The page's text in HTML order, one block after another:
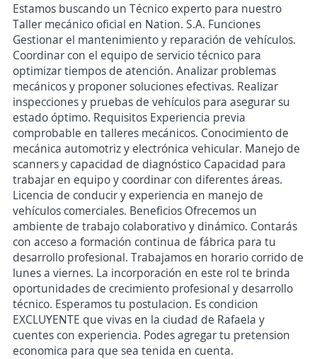
Estamos buscando un Técnico experto para nuestro
Taller mecánico oficial en Nation. S.A. Funciones
Gestionar el mantenimiento y reparación de vehículos.
Coordinar con el equipo de servicio técnico para
optimizar tiempos de atención. Analizar problemas
mecánicos y proponer soluciones efectivas. Realizar
inspecciones y pruebas de vehículos para asegurar su
estado óptimo. Requisitos Experiencia previa
comprobable en talleres mecánicos. Conocimiento de
mecánica automotriz y electrónica vehicular. Manejo de
scanners y capacidad de diagnóstico Capacidad para
trabajar en equipo y coordinar con diferentes áreas.
Licencia de conducir y experiencia en manejo de
vehículos comerciales. Beneficios Ofrecemos un
ambiente de trabajo colaborativo y dinámico. Contarás
con acceso a formación continua de fábrica para tu
desarrollo profesional. Trabajamos en horario corrido de
lunes a viernes. La incorporación en este rol te brinda
oportunidades de crecimiento profesional y desarrollo
técnico. Esperamos tu postulacion. Es condicion
EXCLUYENTE que vivas en la ciudad de Rafaela y
cuentes con experiencia. Podes agregar tu pretension
economica para que sea tenida en cuenta.